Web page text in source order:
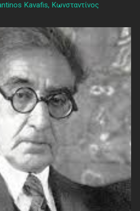
Kavafis, Κωνσταντίνος